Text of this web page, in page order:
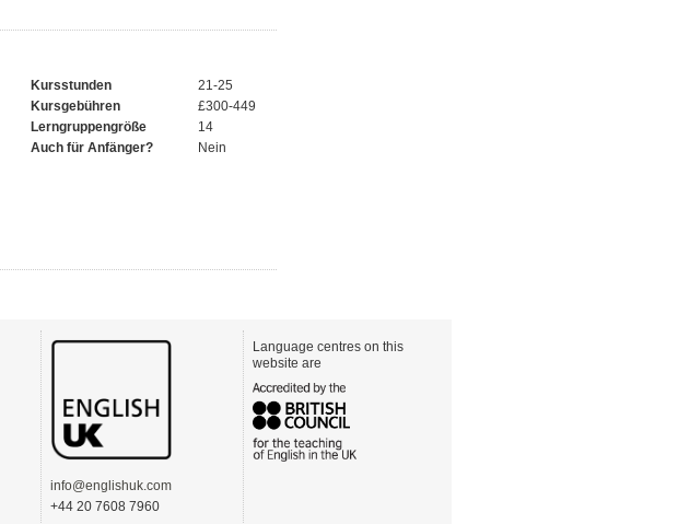
Kursstunden
21-25
Kursgebühren
£300-449
Lerngruppengröße
14
Auch für Anfänger?
Nein
info@englishuk.com
+44 20 7608 7960
Language centres on this
website are